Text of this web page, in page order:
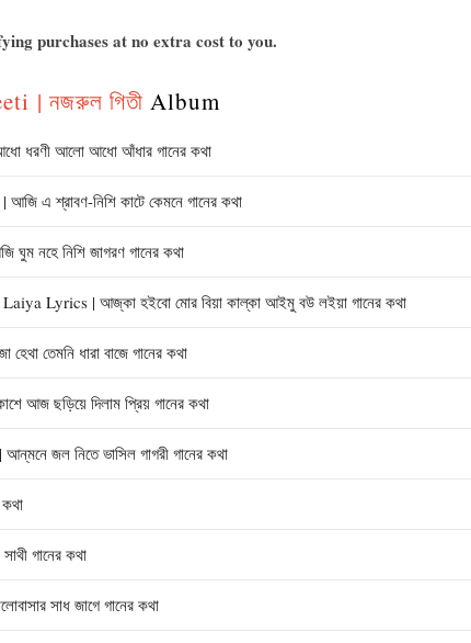
purchases at no extra cost to you.
| নজরুল গিতী Album
ধরণী আলো আধো আঁধার গানের কথা
শ্রাবণ-নিশি কাটে কেমনে গানের কথা
নহে নিশি জাগরণ গানের কথা
Lyrics | আজ্‌কা হইবো মোর বিয়া কাল্‌কা আইমু বউ লইয়া গানের কথা
তেমনি ধারা বাজে গানের কথা
ছড়িয়ে দিলাম প্রিয় গানের কথা
জল নিতে ভাসিল গাগরী গানের কথা
গানের কথা
সাধ জাগে গানের কথা